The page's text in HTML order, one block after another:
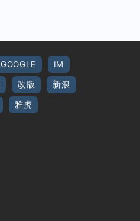
GOOGLE IM
改版 新浪
雅虎